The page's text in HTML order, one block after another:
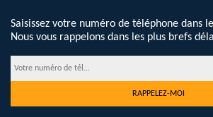
Saisissez votre numéro de téléphone dans
Nous vous rappelons dans les plus brefs